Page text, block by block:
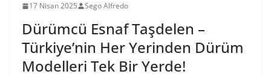
17 Nisan 2025 Sego Alfredo
Dürümcü Esnaf Taşdelen –
Türkiye’nin Her Yerinden Dürüm
Modelleri Tek Bir Yerde!